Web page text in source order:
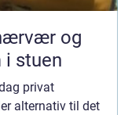
i stuen
privat
alternativ til det